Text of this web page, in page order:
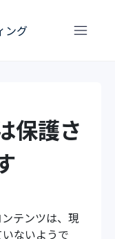
ング
保護さ
テンツは、現
ないようで